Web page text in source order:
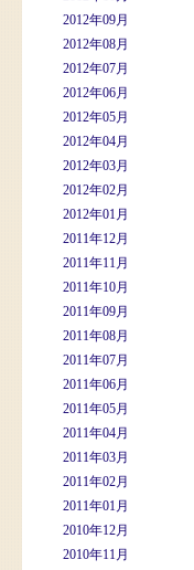
2012年09月
2012年08月
2012年07月
2012年06月
2012年05月
2012年04月
2012年03月
2012年02月
2012年01月
2011年12月
2011年11月
2011年10月
2011年09月
2011年08月
2011年07月
2011年06月
2011年05月
2011年04月
2011年03月
2011年02月
2011年01月
2010年12月
2010年11月